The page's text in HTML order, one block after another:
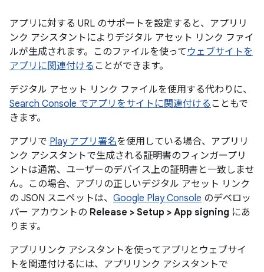
アプリに対する URL のサポートを設定すると、アプリリ
ンク アシスタントによりデジタル アセット リンク ファイ
ルが生成されます。このファイルを使って ウェブサイトを
アプリに関連付ける ことができます。
デジタル アセット リンク ファイルを使用する代わりに、
Search Console でアプリをサイトに関連付ける こともで
きます。
アプリで Play アプリ署名を使用している場合、アプリリ
ンク アシスタントで生成される証明書のフィンガープリ
ントは通常、ユーザーのデバイス上の証明書と一致しませ
ん。この場合、アプリの正しいデジタル アセット リンク
の JSON スニペットは、 Google Play Console のデベロッ
パー アカウントの Release > Setup > App signing にあ
ります。
アプリリンク アシスタントを使ってアプリとウェブサイ
トを関連付けるには、アプリリンク アシスタントで